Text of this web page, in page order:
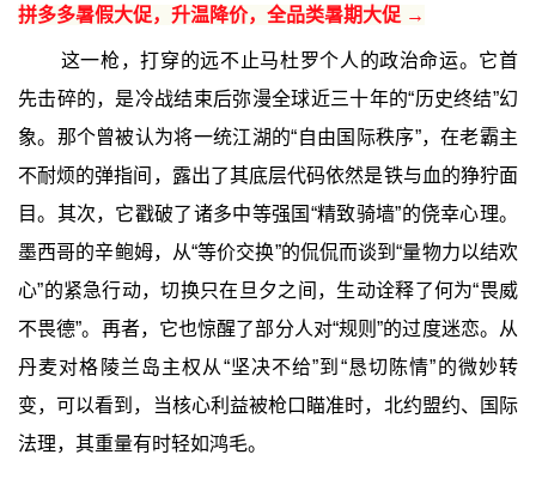
拼多多暑假大促，升温降价，全品类暑期大促 →
这一枪，打穿的远不止马杜罗个人的政治命运。它首
先击碎的，是冷战结束后弥漫全球近三十年的“历史终结”幻
象。那个曾被认为将一统江湖的“自由国际秩序”，在老霸主
不耐烦的弹指间，露出了其底层代码依然是铁与血的狰狞面
目。其次，它戳破了诸多中等强国“精致骑墙”的侥幸心理。
墨西哥的辛鲍姆，从“等价交换”的侃侃而谈到“量物力以结欢
心”的紧急行动，切换只在旦夕之间，生动诠释了何为“畏威
不畏德”。再者，它也惊醒了部分人对“规则”的过度迷恋。从
丹麦对格陵兰岛主权从“坚决不给”到“恳切陈情”的微妙转
变，可以看到，当核心利益被枪口瞄准时，北约盟约、国际
法理，其重量有时轻如鸿毛。